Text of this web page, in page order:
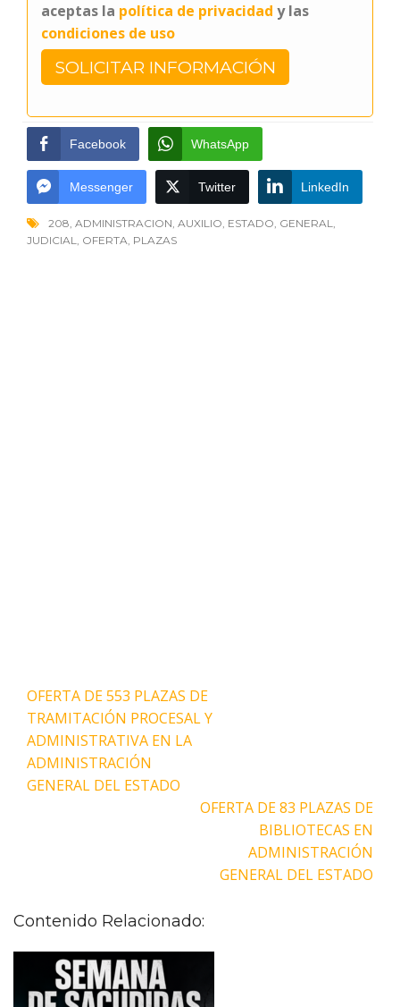
aceptas la política de privacidad y las
condiciones de uso
Facebook WhatsApp
Messenger Twitter LinkedIn
208, ADMINISTRACION, AUXILIO, ESTADO, GENERAL,
JUDICIAL, OFERTA, PLAZAS
Navegación
de
entradas
OFERTA DE 553 PLAZAS DE
TRAMITACIÓN PROCESAL Y
ADMINISTRATIVA EN LA
ADMINISTRACIÓN
GENERAL DEL ESTADO
OFERTA DE 83 PLAZAS DE
BIBLIOTECAS EN
ADMINISTRACIÓN
GENERAL DEL ESTADO
Contenido Relacionado: